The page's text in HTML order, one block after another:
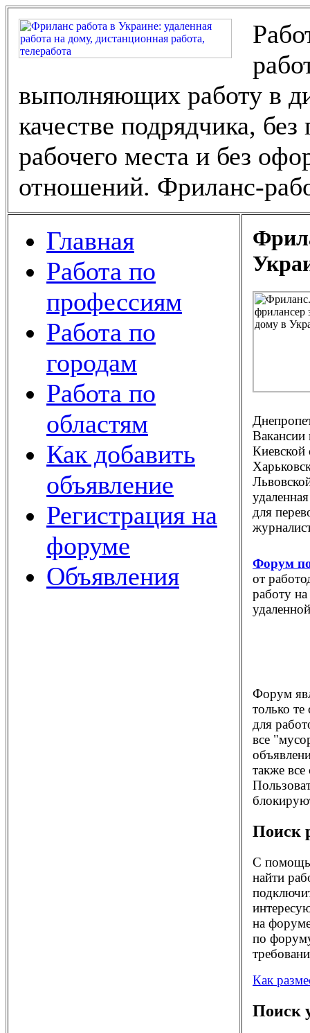
выполняющих работу в
качестве подрядчика,
рабочего места и без
отношений. Фриланс-
Главная
Работа по
профессиям
Работа по
городам
Работа по
областям
Как добавить
объявление
Регистрация на
форуме
Объявления
Вакансии
Киевской
для
Форум
от
работу
Форум
только
для
все
также
Поиск
С
найти
на
по
Как
Поиск